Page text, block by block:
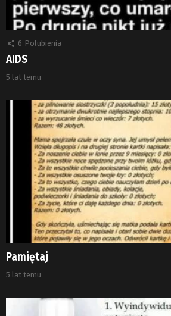
6 Polubienia
AIDS
5 lat temu
Pamiętaj
5 lat temu